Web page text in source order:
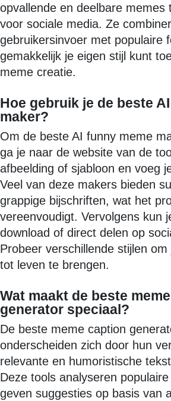
opvallende en deelbare memes
voor sociale media. Ze
gebruikersinvoer met populaire
gemakkelijk je eigen stijl kunt
meme creatie.
Hoe gebruik je de beste
maker?
Om de beste AI funny meme
ga je naar de website van de
afbeelding of sjabloon en voeg
Veel van deze makers bieden
grappige bijschriften, wat het
vereenvoudigt. Vervolgens kun
download of direct delen op
Probeer verschillende stijlen
tot leven te brengen.
Wat maakt de beste
generator speciaal?
De beste meme caption
onderscheiden zich door hun
relevante en humoristische
Deze tools analyseren
geven suggesties op basis van